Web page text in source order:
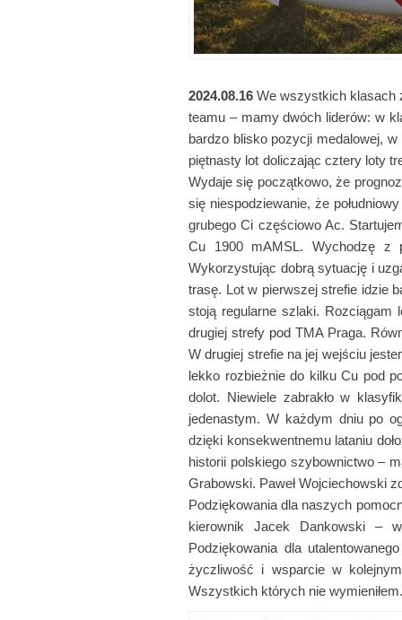
2024.08.16 We wszystkich klasach
teamu – mamy dwóch liderów: w
bardzo blisko pozycji medalowej,
piętnasty lot doliczając cztery loty
Wydaje się początkowo, że
się niespodziewanie, że
grubego Ci częściowo Ac.
Cu 1900 mAMSL. Wychodzę z
Wykorzystując dobrą sytuację i
trasę. Lot w pierwszej strefie idzie
stoją regularne szlaki.
drugiej strefy pod TMA Praga.
W drugiej strefie na jej wejściu
lekko rozbieżnie do kilku Cu pod
dolot. Niewiele zabrakło w
jedenastym. W każdym dniu po
dzięki konsekwentnemu lataniu
historii polskiego szybownictwo –
Grabowski. Paweł Wojciechowski
Podziękowania dla naszych
kierownik Jacek Dankowski –
Podziękowania dla
życzliwość i wsparcie w
Wszystkich których nie wymieniłem.